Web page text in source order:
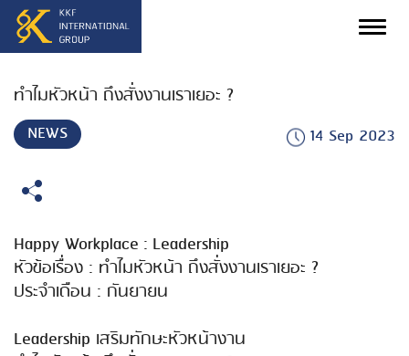
ทำไมหัวหน้า ถึงสั่งงานเราเยอะ ?
NEWS 14 Sep 2023
Happy Workplace : Leadership
หัวข้อเรื่อง :​ ทำไมหัวหน้า ถึงสั่งงานเราเยอะ ?
ประจำเดือน : กันยายน
Leadership เสริมทักษะหัวหน้างาน